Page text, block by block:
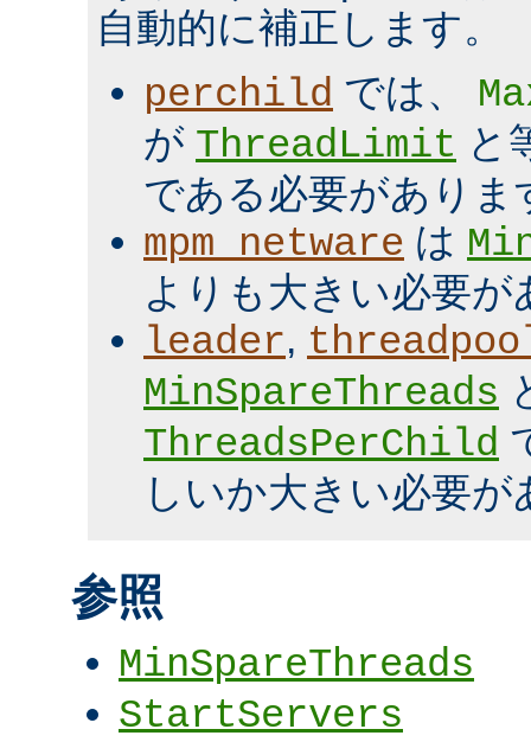
自動的に補正します。
perchild では、
が ThreadLimit と
である必要がありま
mpm_netware は
よりも大きい必要が
leader,
MinSpareThreads
ThreadsPerChild
しいか大きい必要が
参照
MinSpareThreads
StartServers